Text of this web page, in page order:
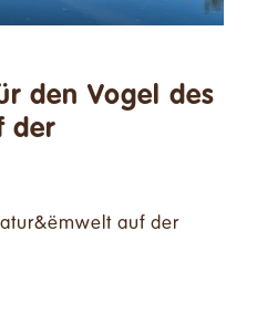
den Vogel des
der
auf der